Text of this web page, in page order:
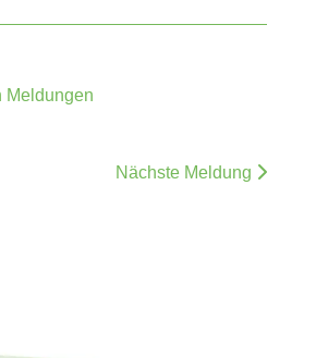
Meldungen
Nächste Meldung